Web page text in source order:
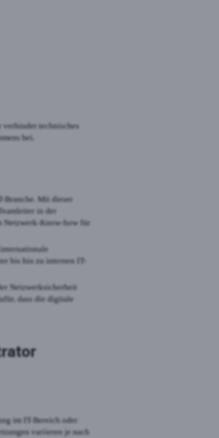
verbindet technisches
bei.
Branche. Mit dieser
in der
Netzwerk-Know-how für
bis hin zu internen IT-
Netzwerksicherheit
dass die digitale
im IT-Bereich oder
variieren je nach